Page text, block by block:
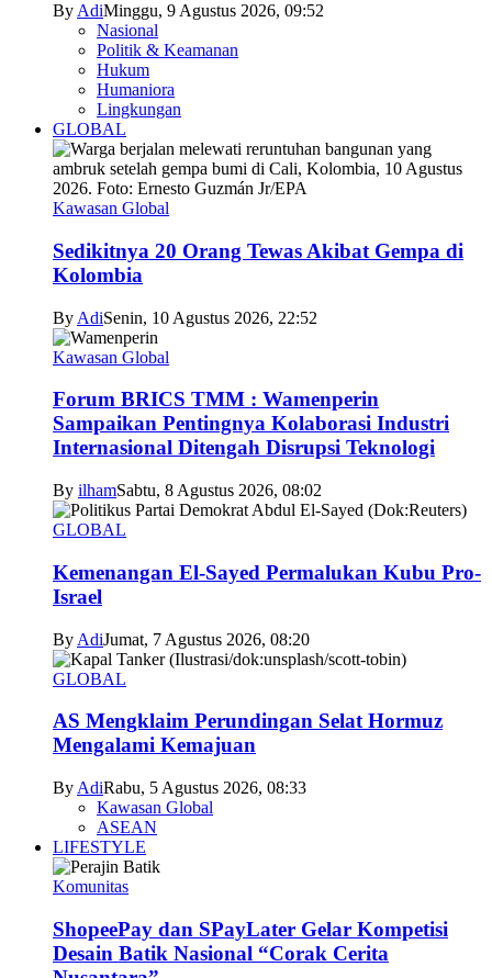
By AdiMinggu, 9 Agustus 2026, 09:52
Nasional
Politik & Keamanan
Hukum
Humaniora
Lingkungan
GLOBAL
Kawasan Global
Sedikitnya 20 Orang Tewas Akibat Gempa di
Kolombia
By AdiSenin, 10 Agustus 2026, 22:52
Kawasan Global
Forum BRICS TMM : Wamenperin
Sampaikan Pentingnya Kolaborasi Industri
Internasional Ditengah Disrupsi Teknologi
By ilhamSabtu, 8 Agustus 2026, 08:02
GLOBAL
Kemenangan El-Sayed Permalukan Kubu Pro-
Israel
By AdiJumat, 7 Agustus 2026, 08:20
GLOBAL
AS Mengklaim Perundingan Selat Hormuz
Mengalami Kemajuan
By AdiRabu, 5 Agustus 2026, 08:33
Kawasan Global
ASEAN
LIFESTYLE
Komunitas
ShopeePay dan SPayLater Gelar Kompetisi
Desain Batik Nasional “Corak Cerita